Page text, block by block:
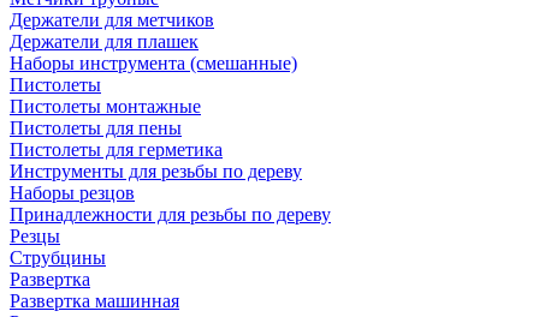
Держатели для метчиков
Держатели для плашек
Наборы инструмента (смешанные)
Пистолеты
Пистолеты монтажные
Пистолеты для пены
Пистолеты для герметика
Инструменты для резьбы по дереву
Наборы резцов
Принадлежности для резьбы по дереву
Резцы
Струбцины
Развертка
Развертка машинная